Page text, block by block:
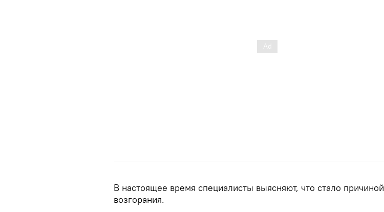
В настоящее время специалисты выясняют, что стало причиной
возгорания.